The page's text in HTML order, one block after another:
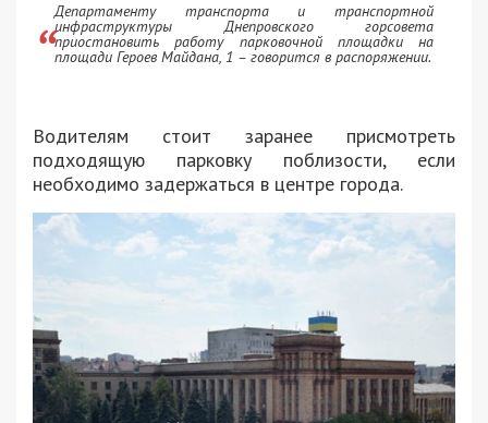
Департаменту транспорта и транспортной
инфраструктуры Днепровского горсовета
приостановить работу парковочной площадки на
площади Героев Майдана, 1 – говорится в распоряжении.
Водителям стоит заранее присмотреть
подходящую парковку поблизости, если
необходимо задержаться в центре города.